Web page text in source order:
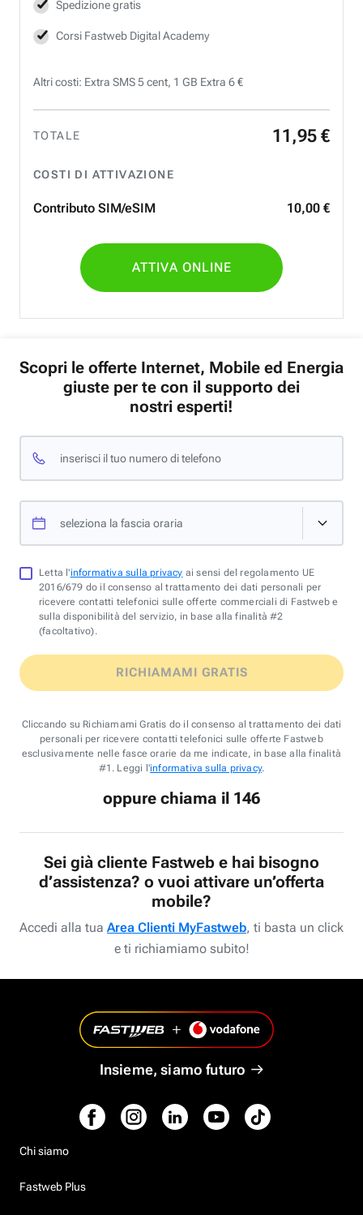
Spedizione gratis
Corsi Fastweb Digital Academy
Altri costi: Extra SMS 5 cent, 1 GB Extra 6 €
TOTALE 11 ,95 €
COSTI DI ATTIVAZIONE
Contributo SIM/eSIM 10,00 €
ATTIVA ONLINE
Scopri le offerte Internet, Mobile ed Energia
giuste per te con il supporto dei
nostri esperti!
inserisci il tuo numero di telefono
seleziona la fascia oraria
Letta l'informativa sulla privacy ai sensi del regolamento UE
2016/679 do il consenso al trattamento dei dati personali per
ricevere contatti telefonici sulle offerte commerciali di Fastweb e
sulla disponibilità del servizio, in base alla finalità #2
(facoltativo).
RICHIAMAMI GRATIS
Cliccando su Richiamami Gratis do il consenso al trattamento dei dati
personali per ricevere contatti telefonici sulle offerte Fastweb
esclusivamente nelle fasce orarie da me indicate, in base alla finalità
#1. Leggi l'informativa sulla privacy.
oppure chiama il 146
Sei già cliente Fastweb e hai bisogno
d’assistenza? o vuoi attivare un’offerta
mobile?
Accedi alla tua Area Clienti MyFastweb, ti basta un click
e ti richiamiamo subito!
Insieme, siamo futuro
Chi siamo
Fastweb Plus